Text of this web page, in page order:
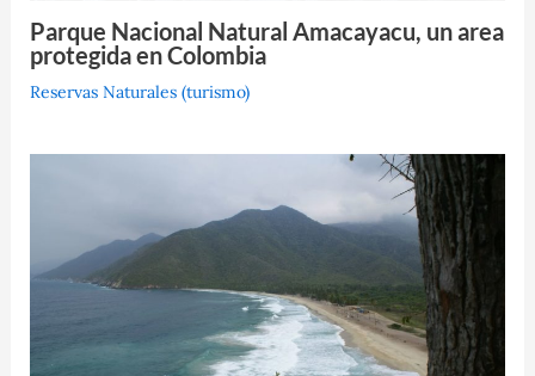
Parque Nacional Natural Amacayacu, un area
protegida en Colombia
Reservas Naturales (turismo)